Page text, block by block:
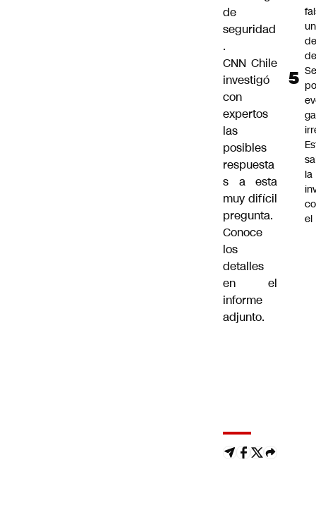
de
seguridad
.
CNN Chile
investigó
con
expertos
las
posibles
respuesta
s a esta
muy difícil
pregunta.
Conoce
los
detalles
en el
informe
adjunto.
la
el